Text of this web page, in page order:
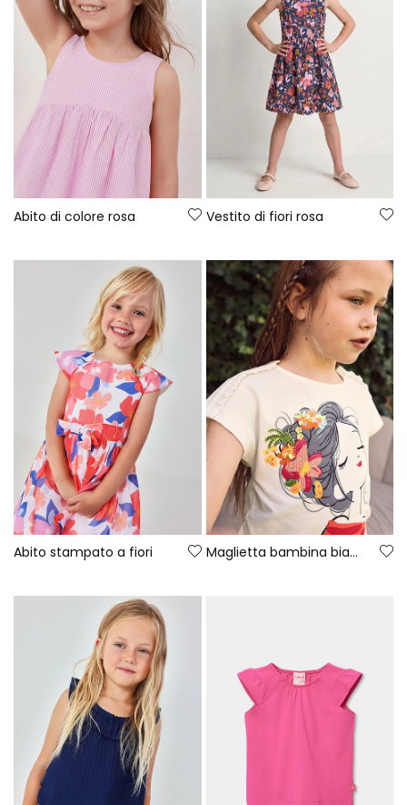
Abito di colore rosa Vestito di fiori rosa
Abito stampato a fiori Maglietta bambina bianca in maglia